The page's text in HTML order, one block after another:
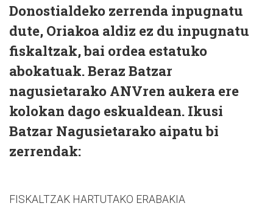
Donostialdeko zerrenda inpugnatu
dute, Oriakoa aldiz ez du inpugnatu
fiskaltzak, bai ordea estatuko
abokatuak. Beraz Batzar
nagusietarako ANVren aukera ere
kolokan dago eskualdean. Ikusi
Batzar Nagusietarako aipatu bi
zerrendak:
FISKALTZAK HARTUTAKO ERABAKIA